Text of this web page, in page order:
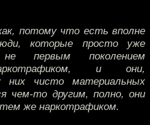
потому что есть вполне
которые просто уже
первым поколением
и они,
них чисто материальных
чем-то другим, полно, они
же наркотрафиком.